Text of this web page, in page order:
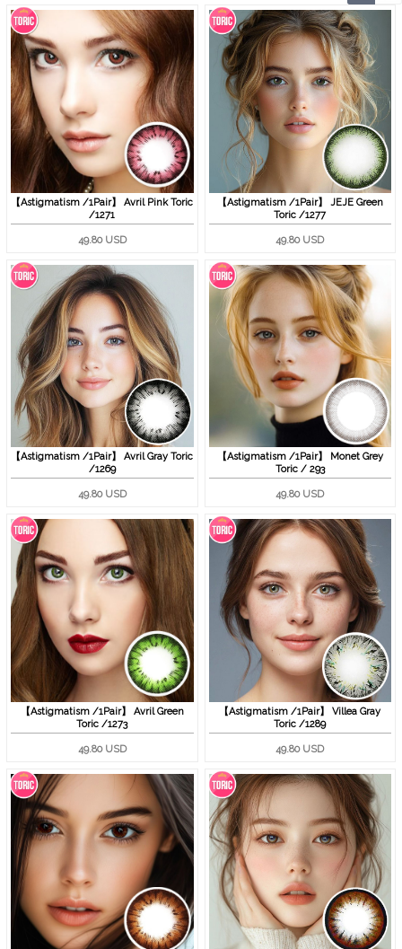
【Astigmatism /1Pair】 Avril Pink Toric
/1271
49.80 USD
【Astigmatism /1Pair】 JEJE Green
Toric /1277
49.80 USD
【Astigmatism /1Pair】 Avril Gray Toric
/1269
49.80 USD
【Astigmatism /1Pair】 Monet Grey
Toric / 293
49.80 USD
【Astigmatism /1Pair】 Avril Green
Toric /1273
49.80 USD
【Astigmatism /1Pair】 Villea Gray
Toric /1289
49.80 USD